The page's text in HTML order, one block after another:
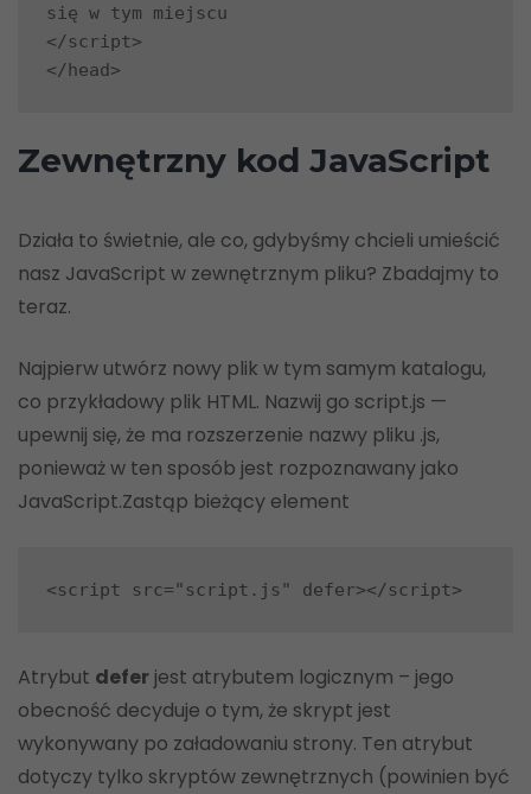
się w tym miejscu
</script>
Zewnętrzny kod JavaScript
Działa to świetnie, ale co, gdybyśmy chcieli umieścić
nasz JavaScript w zewnętrznym pliku? Zbadajmy to
teraz.
Najpierw utwórz nowy plik w tym samym katalogu,
co przykładowy plik HTML. Nazwij go script.js —
upewnij się, że ma rozszerzenie nazwy pliku .js,
ponieważ w ten sposób jest rozpoznawany jako
JavaScript.Zastąp bieżący element
<script src="script.js" defer></script>
Atrybut defer jest atrybutem logicznym – jego
obecność decyduje o tym, że skrypt jest
wykonywany po załadowaniu strony. Ten atrybut
dotyczy tylko skryptów zewnętrznych (powinien być